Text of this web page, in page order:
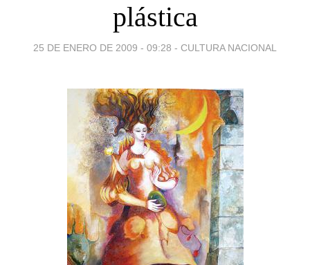
plástica
25 DE ENERO DE 2009 - 09:28 - CULTURA NACIONAL